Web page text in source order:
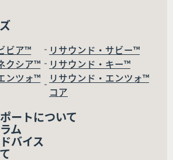
ビア™
リサウンド・サビー™
クシア™
リサウンド・キー™
ンツォ™
リサウンド・エンツォ™
コア
ートについて
ム
バイス